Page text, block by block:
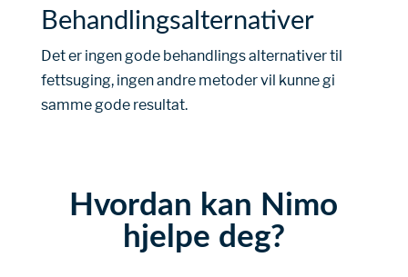
Behandlingsalternativer
Det er ingen gode behandlings alternativer til
fettsuging, ingen andre metoder vil kunne gi
samme gode resultat.
Hvordan kan Nimo
hjelpe deg?